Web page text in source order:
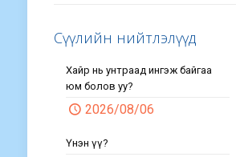
Сүүлийн нийтлэлүүд
Хайр нь унтраад ингэж байгаа
юм болов уу?
2026/08/06
Үнэн үү?